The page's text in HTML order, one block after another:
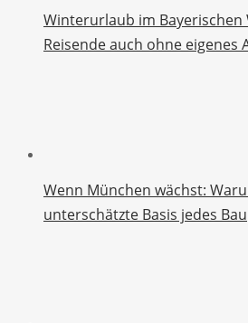
Winterurlaub im Bayerischen
Reisende auch ohne eigenes
Wenn München wächst:
unterschätzte Basis jedes